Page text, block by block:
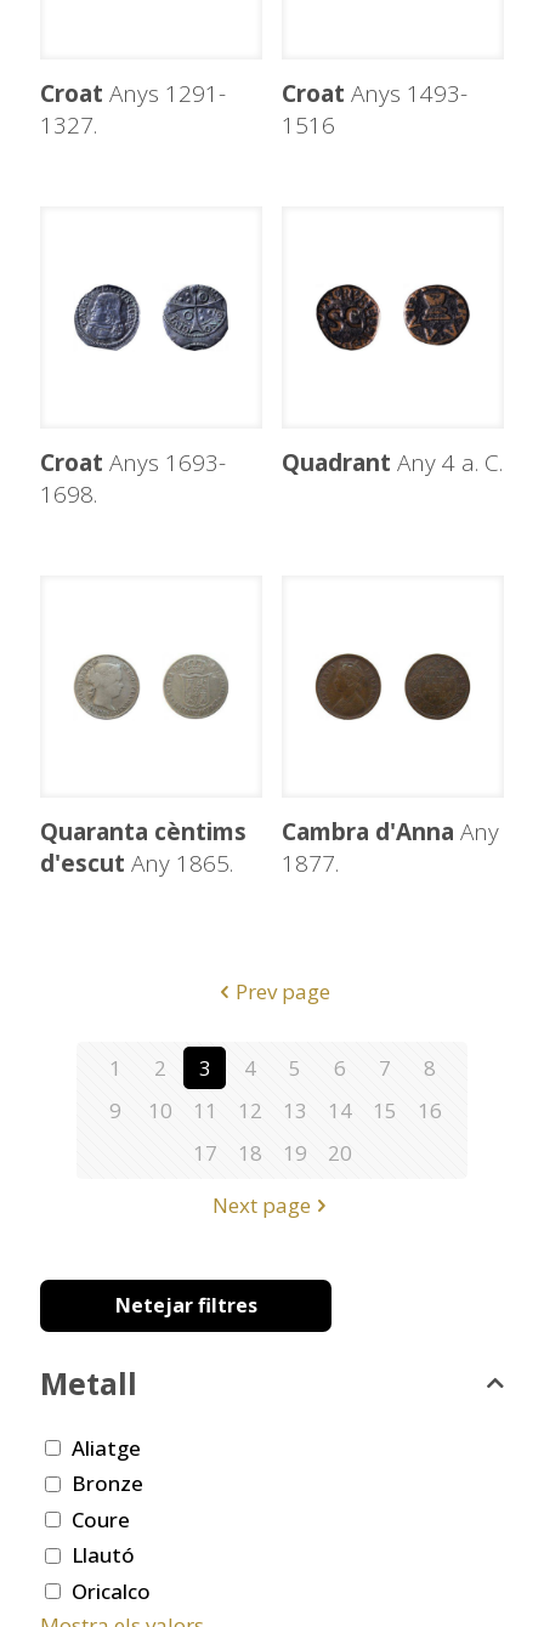
Croat Anys 1291-
1327.
Croat Anys 1493-
1516
Croat Anys 1693-
1698.
Quadrant Any 4 a. C.
Quaranta cèntims
d'escut Any 1865.
Cambra d'Anna Any
1877.
Prev page
1 2 3 4 5 6 7
8
9
10 11 12 13 14 15
16
17
18 19
20
Next page
Netejar filtres
Metall
Aliatge
Bronze
Coure
Llautó
Oricalco